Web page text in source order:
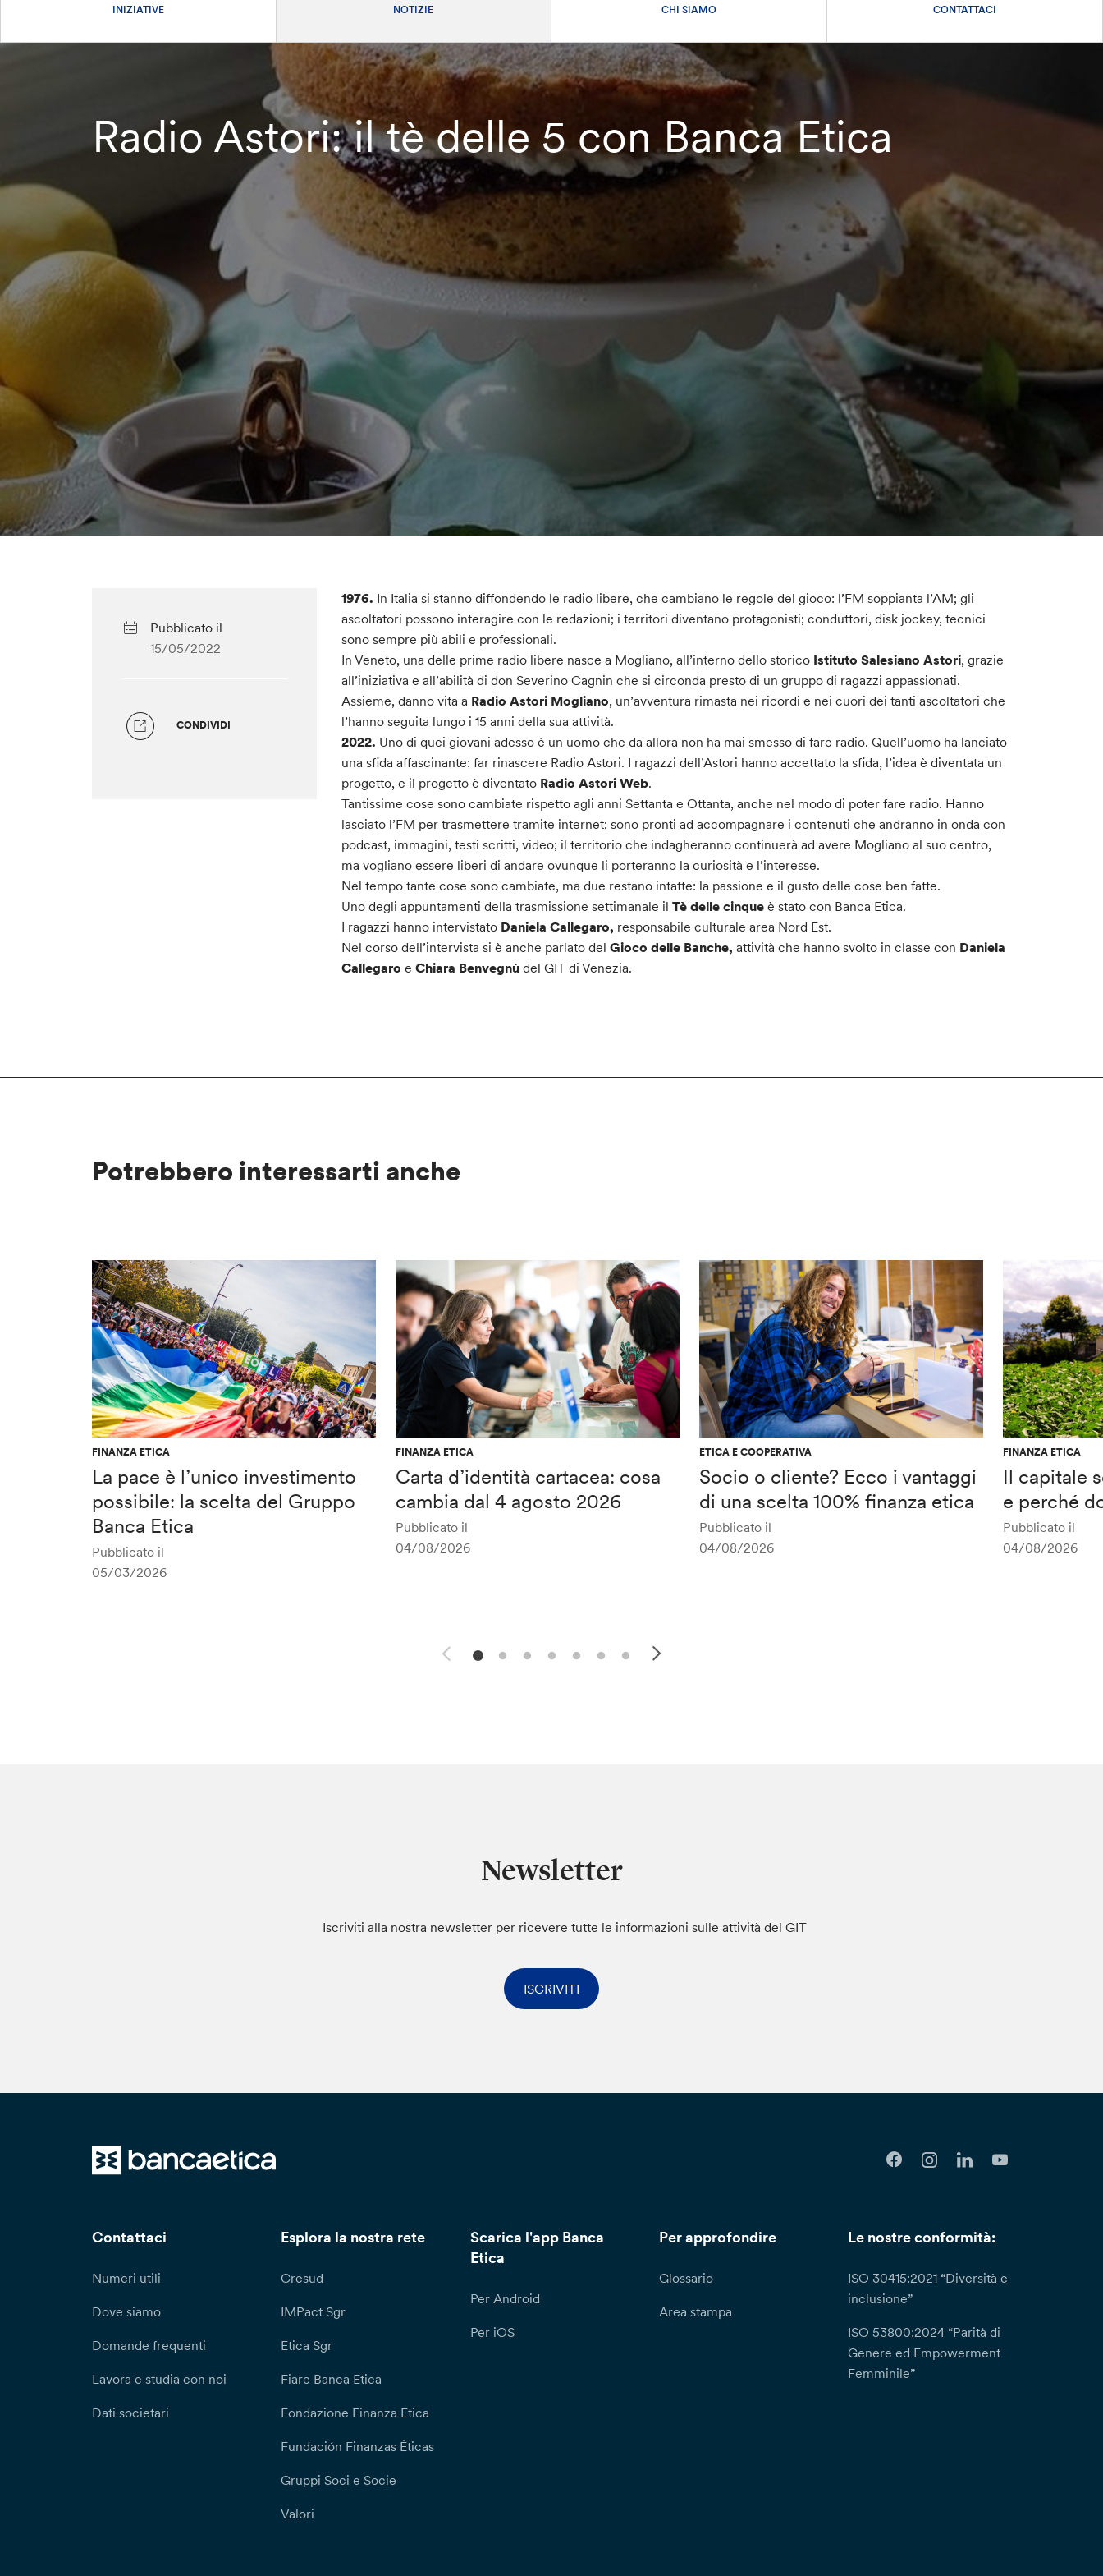
INIZIATIVE NOTIZIE CHI SIAMO CONTATTACI
Radio Astori: il tè delle 5 con Banca Etica
Pubblicato il
15/05/2022
CONDIVIDI
1976. In Italia si stanno diffondendo le radio libere, che cambiano le regole del gioco: l’FM soppianta l’AM; gli
ascoltatori possono interagire con le redazioni; i territori diventano protagonisti; conduttori, disk jockey, tecnici
sono sempre più abili e professionali.
In Veneto, una delle prime radio libere nasce a Mogliano, all’interno dello storico Istituto Salesiano Astori, grazie
all’iniziativa e all’abilità di don Severino Cagnin che si circonda presto di un gruppo di ragazzi appassionati.
Assieme, danno vita a Radio Astori Mogliano, un’avventura rimasta nei ricordi e nei cuori dei tanti ascoltatori che
l’hanno seguita lungo i 15 anni della sua attività.
2022. Uno di quei giovani adesso è un uomo che da allora non ha mai smesso di fare radio. Quell’uomo ha lanciato
una sfida affascinante: far rinascere Radio Astori. I ragazzi dell’Astori hanno accettato la sfida, l’idea è diventata un
progetto, e il progetto è diventato Radio Astori Web.
Tantissime cose sono cambiate rispetto agli anni Settanta e Ottanta, anche nel modo di poter fare radio. Hanno
lasciato l’FM per trasmettere tramite internet; sono pronti ad accompagnare i contenuti che andranno in onda con
podcast, immagini, testi scritti, video; il territorio che indagheranno continuerà ad avere Mogliano al suo centro,
ma vogliano essere liberi di andare ovunque li porteranno la curiosità e l’interesse.
Nel tempo tante cose sono cambiate, ma due restano intatte: la passione e il gusto delle cose ben fatte.
Uno degli appuntamenti della trasmissione settimanale ilTè delle cinqueè stato con Banca Etica.
I ragazzi hanno intervistato Daniela Callegaro, responsabile culturale area Nord Est.
Nel corso dell’intervista si è anche parlato delGioco delle Banche,attività che hanno svolto in classe con Daniela
Callegaroe Chiara Benvegnùdel GIT di Venezia.
Potrebbero interessarti anche
FINANZA ETICA
La pace è l’unico investimento
possibile: la scelta del Gruppo
Banca Etica
Pubblicato il
05/03/2026
FINANZA ETICA
Carta d’identità cartacea: cosa
cambia dal 4 agosto 2026
Pubblicato il
04/08/2026
ETICA E COOPERATIVA
Socio o cliente? Ecco i vantaggi
di una scelta 100% finanza etica
Pubblicato il
04/08/2026
FINANZA ETICA
Il capitale
e perché
Pubblicato il
04/08/2026
Newsletter
Iscriviti alla nostra newsletter per ricevere tutte le informazioni sulle attività del GIT
ISCRIVITI
Contattaci
Numeri utili
Dove siamo
Domande frequenti
Lavora e studia con noi
Dati societari
Esplora la nostra rete
Cresud
IMPact Sgr
Etica Sgr
Fiare Banca Etica
Fondazione Finanza Etica
Fundación Finanzas Éticas
Gruppi Soci e Socie
Valori
Scarica l'app Banca
Etica
Per Android
Per iOS
Per approfondire
Glossario
Area stampa
Le nostre conformità:
ISO 30415:2021 “Diversità e
inclusione”
ISO 53800:2024 “Parità di
Genere ed Empowerment
Femminile”